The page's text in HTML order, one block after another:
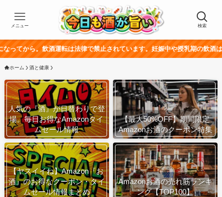
検索
メニュー
運転は法律で禁止されています。妊娠中や授乳期の飲酒は、胎児・乳幼
ホーム 酒と健康
人気の『酒』が日替わりで登
場。毎日お得なAmazonタイ
ムセール情報
【最大50%OFF】期間限定
Amazonお酒のクーポン特集
【ヤスイイね】Amazon『お
酒』のお得なクーポン・タイ
ムセール情報まとめ
Amazonお酒の売れ筋ランキ
ング【TOP100】